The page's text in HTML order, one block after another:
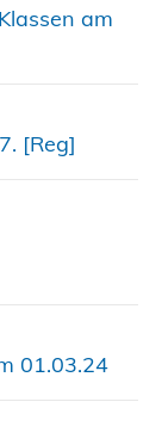
am
[Reg]
01.03.24